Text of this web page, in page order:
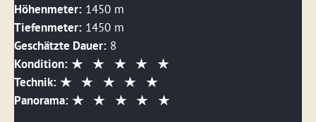
Höhenmeter: 1450 m
Tiefenmeter: 1450 m
Geschätzte Dauer: 8
Kondition:
Technik:
Panorama: